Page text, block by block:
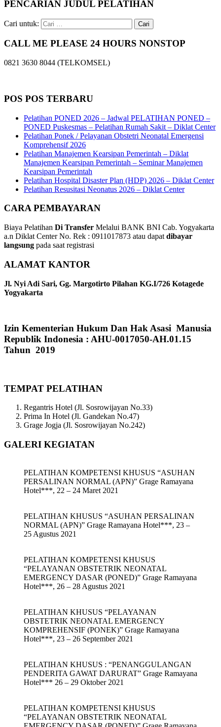
PENCARIAN JUDUL PELATIHAN
Cari untuk:
CALL ME PLEASE 24 HOURS NONSTOP
0821 3630 8044 (TELKOMSEL)
POS POS TERBARU
Pelatihan PONED 2026 – Jadwal PELATIHAN PONED –
PONED Puskesmas – Pelatihan Rumah Sakit – Diklat Center
Pelatihan Ponek / Pelayanan Obstetri Neonatal Emergensi
Komprehensif 2026
Pelatihan Manajemen Kearsipan Pemerintah – Diklat
Manajemen Kearsipan Pemerintah – Seminar Manajemen
Kearsipan Pemerintah
Pelatihan Hospital Disaster Plan (HDP) 2026 – Diklat Center
Pelatihan Resusitasi Neonatus 2026 – Diklat Center
CARA PEMBAYARAN
Biaya Pelatihan Di Transfer Melalui BANK BNI Cab. Yogyakarta
a.n Diklat Center No. Rek : 0911017873 atau dapat dibayar
langsung pada saat registrasi
ALAMAT KANTOR
Jl. Nyi Adi Sari, Gg. Margotirto Pilahan KG.I/726 Kotagede
Yogyakarta
Izin Kementerian Hukum Dan Hak Asasi Manusia
Republik Indonesia : AHU-0017050-AH.01.15
Tahun 2019
TEMPAT PELATIHAN
Regantris Hotel (Jl. Sosrowijayan No.33)
Prima In Hotel (Jl. Gandekan No.47)
Grage Jogja (Jl. Sosrowijayan No.242)
GALERI KEGIATAN
PELATIHAN KOMPETENSI KHUSUS “ASUHAN
PERSALINAN NORMAL (APN)” Grage Ramayana
Hotel***, 22 – 24 Maret 2021
PELATIHAN KHUSUS “ASUHAN PERSALINAN
NORMAL (APN)” Grage Ramayana Hotel***, 23 –
25 Agustus 2021
PELATIHAN KOMPETENSI KHUSUS
“PELAYANAN OBSTETRIK NEONATAL
EMERGENCY DASAR (PONED)” Grage Ramayana
Hotel***, 26 – 28 Agustus 2021
PELATIHAN KHUSUS “PELAYANAN
OBSTETRIK NEONATAL EMERGENCY
KOMPREHENSIF (PONEK)” Grage Ramayana
Hotel***, 23 – 26 September 2021
PELATIHAN KHUSUS : “PENANGGULANGAN
PENDERITA GAWAT DARURAT” Grage Ramayana
Hotel*** 26 – 29 Oktober 2021
PELATIHAN KOMPETENSI KHUSUS
“PELAYANAN OBSTETRIK NEONATAL